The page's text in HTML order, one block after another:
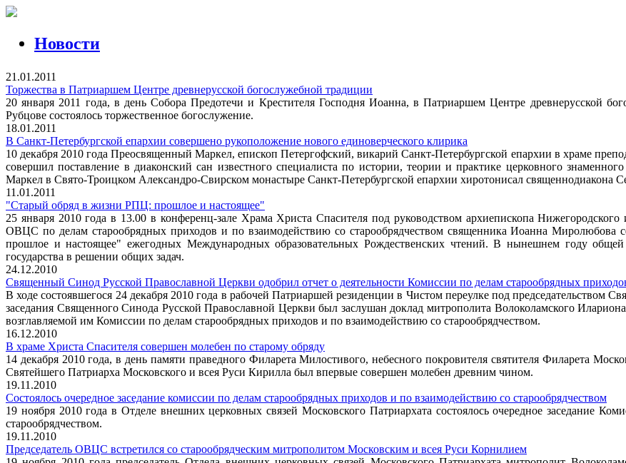
Новости
21.01.2011
Торжества в Патриаршем Центре древнерусской богослужебной традиции
20 января 2011 года, в день Собора Предотечи и Крестителя Господня Иоанна, в Патриаршем Центре древнерусской
Рубцове состоялось торжественное богослужение.
18.01.2011
В Санкт-Петербургской епархии совершено рукоположение нового единоверческого клирика
10 декабря 2010 года Преосвященный Маркел, епископ Петергофский, викарий Санкт-Петербургской епархии в храме
совершил поставление в диаконский сан известного специалиста по истории, теории и практике церковного
Маркел в Свято-Троицком Александро-Свирском монастыре Санкт-Петербургской епархии хиротонисал священнодиакона
11.01.2011
"Старый обряд в жизни РПЦ: прошлое и настоящее"
25 января 2010 года в 13.00 в конференц-зале Храма Христа Спасителя под руководством архиепископа
ОВЦС по делам старообрядных приходов и по взаимодействию со старообрядчеством священника Иоанна Миролюбова
прошлое и настоящее" ежегодных Международных образовательных Рождественских чтений. В нынешнем году общей
государства в решении общих задач.
24.12.2010
Священный Синод Русской Православной Церкви одобрил отчет о деятельности Комиссии по делам старообрядных
В ходе состоявшегося 24 декабря 2010 года в рабочей Патриаршей резиденции в Чистом переулке под председательством
заседания Священного Синода Русской Православной Церкви был заслушан доклад митрополита Волоколамского
возглавляемой им Комиссии по делам старообрядных приходов и по взаимодействию со старообрядчеством.
16.12.2010
В храме Христа Спасителя совершен молебен по старому обряду
14 декабря 2010 года, в день памяти праведного Филарета Милостивого, небесного покровителя святителя Филарета
Святейшего Патриарха Московского и всея Руси Кирилла был впервые совершен молебен древним чином.
19.11.2010
Состоялось очередное заседание комиссии по делам старообрядных приходов и по взаимодействию со старообрядчеством
19 ноября 2010 года в Отделе внешних церковных связей Московского Патриархата состоялось очередное заседание
старообрядчеством.
19.11.2010
Председатель ОВЦС встретился со старообрядческим митрополитом Московским и всея Руси Корнилием